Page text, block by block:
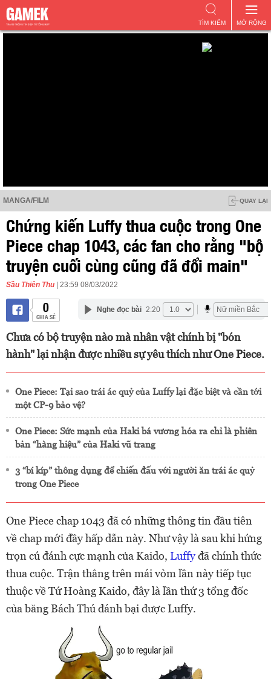
MỞ RỘNG
TÌM KIẾM
MANGA/FILM QUAY LẠI
Chứng kiến Luffy thua cuộc trong One
Piece chap 1043, các fan cho rằng "bộ
truyện cuối cùng cũng đã đổi main"
Sầu Thiên Thu | 23:59 08/03/2022
0
CHIA SẺ
Nghe đọc bài 2:20
Chưa có bộ truyện nào mà nhân vật chính bị "bón
hành" lại nhận được nhiều sự yêu thích như One Piece.
One Piece: Tại sao trái ác quỷ của Luffy lại đặc biệt và cần tới
một CP-9 bảo vệ?
One Piece: Sức mạnh của Haki bá vương hóa ra chỉ là phiên
bản “hàng hiệu” của Haki vũ trang
3 “bí kíp” thông dụng để chiến đấu với người ăn trái ác quỷ
trong One Piece
One Piece chap 1043 đã có những thông tin đầu tiên
về chap mới đầy hấp dẫn này. Như vậy là sau khi hứng
trọn cú đánh cực mạnh của Kaido, Luffyđã chính thức
thua cuộc. Trận thắng trên mái vòm lần này tiếp tục
thuộc về Tứ Hoàng Kaido, đây là lần thứ 3 tổng đốc
của băng Bách Thú đánh bại được Luffy.